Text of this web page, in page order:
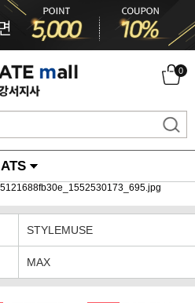
0
ATS
STYLEMUSE
MAX